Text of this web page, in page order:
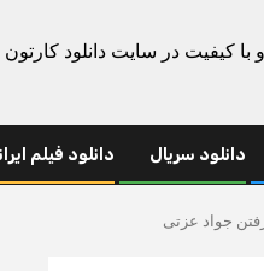
کیفیت در سایت دانلود کارتون
دانلود سریال دانلود فیلم
جواد عزتی